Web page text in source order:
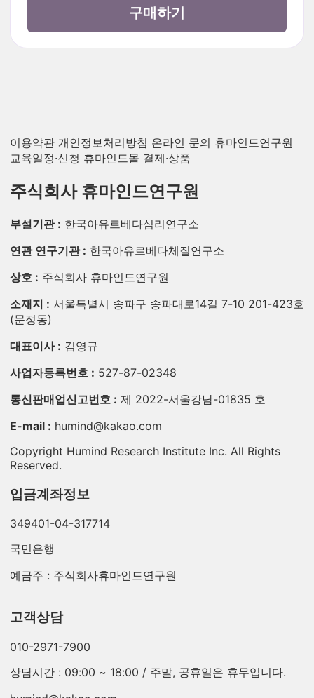
구매하기
이용약관 개인정보처리방침 온라인 문의 휴마인드연구원
교육일정·신청 휴마인드몰 결제·상품
주식회사 휴마인드연구원
부설기관 : 한국아유르베다심리연구소
연관 연구기관 : 한국아유르베다체질연구소
상호 : 주식회사 휴마인드연구원
소재지 : 서울특별시 송파구 송파대로14길 7-10 201-423호
(문정동)
대표이사 : 김영규
사업자등록번호 : 527-87-02348
통신판매업신고번호 : 제 2022-서울강남-01835 호
E-mail : humind@kakao.com
Copyright Humind Research Institute Inc. All Rights
Reserved.
입금계좌정보
349401-04-317714
국민은행
예금주 : 주식회사휴마인드연구원
고객상담
010-2971-7900
상담시간 : 09:00 ~ 18:00 / 주말, 공휴일은 휴무입니다.